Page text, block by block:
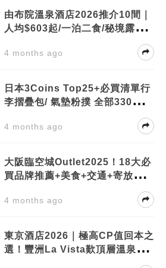
由布院溫泉酒店2026推介10間｜
人均$603起/一泊二食/秘境露天
4 months ago
日本3Coins Top25+必買清單行
李摺疊包/ 氣墊粉撲 全部330円
4 months ago
大阪臨空城Outlet2025！18大必
買品牌推薦+美食+交通+寄放行李
4 months ago
東京酒店2026｜極高CP值回本之
選！豐洲La Vista歎頂層溫泉、